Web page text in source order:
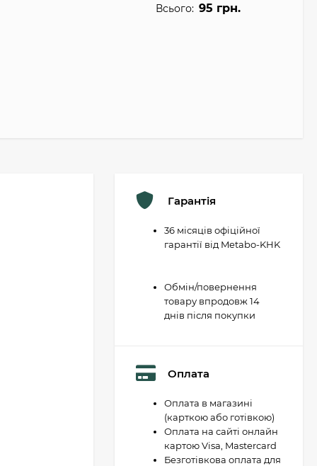
Всього: 95 грн.
Гарантія
36 місяців офіційної
гарантії від Metabo-KHK
Обмін/повернення
товару впродовж 14
днів після покупки
Оплата
Оплата в магазині
(карткою або готівкою)
Оплата на сайті онлайн
картою Visa, Mastercard
Безготівкова оплата для